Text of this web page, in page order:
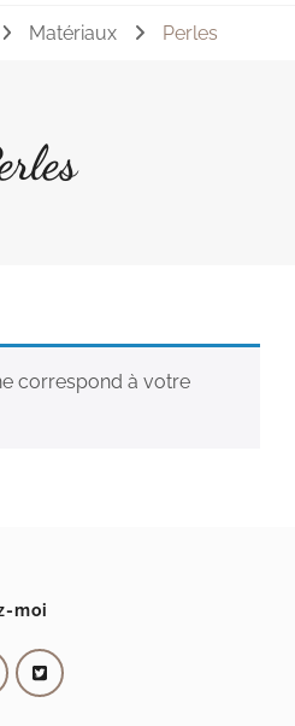
Matériaux Perles
correspond à votre
moi